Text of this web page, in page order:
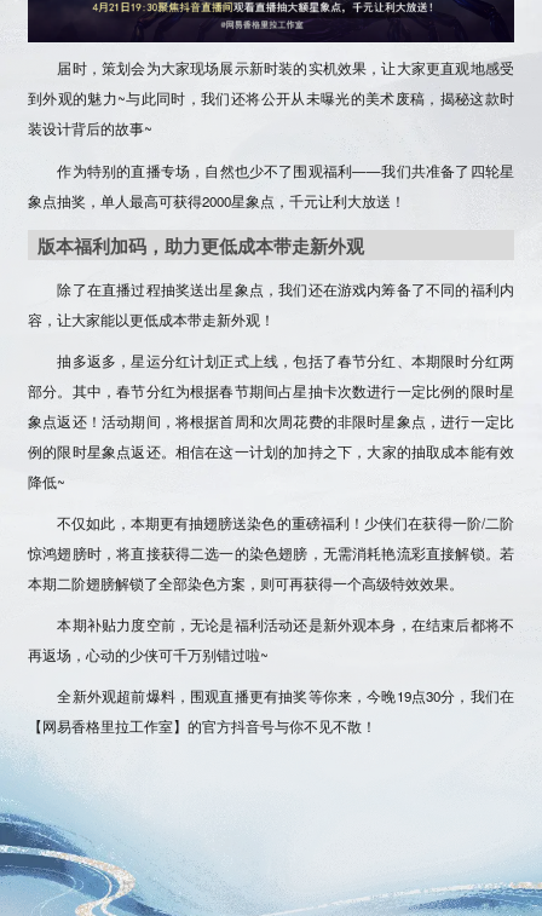
届时，策划会为大家现场展示新时装的实机效果 ，让大家更直观地感受
到外观的魅力~与此同时，我们还将公开从未曝光的美术废稿 ，揭秘这款时
装设计背后的故事~
作为特别的直播专场，自然也少不了围观福利——我们共准备了 四轮星
象点抽奖 ，单人最高可获得2000星象点 ，千元让利大放送！
版本福利加码，助力更低成本带走新外观
除了在直播过程抽奖送出星象点，我们还在游戏内筹备了不同的福利内
容，让大家能以更低成本带走新外观！
抽多返多，星运分红计划正式上线，包括了春节分红、本期限时分红两
部分。其中，春节分红为根据春节期间占星抽卡次数进行一定比例的限时星
象点返还！活动期间，将根据首周和次周花费的非限时星象点，进行一定比
例的限时星象点返还。相信在这一计划的加持之下，大家的抽取成本能有效
降低~
不仅如此，本期更有抽翅膀送染色的重磅福利！少侠们在获得一阶/二阶
惊鸿翅膀时，将直接获得二选一的染色翅膀， 无需消耗艳流彩直接解锁。若
本期二阶翅膀解锁了全部染色方案 ，则可再获得一个高级特效效果。
本期补贴力度空前，无论是福利活动还是新外观本身，在结束后都将不
再返场，心动的少侠可千万别错过啦~
全新外观超前爆料，围观直播更有抽奖等你来，今晚19点30分，我们在
【网易香格里拉工作室】的官方抖音号与你不见不散！